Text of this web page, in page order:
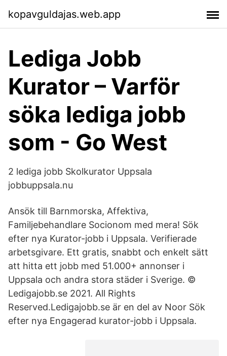
kopavguldajas.web.app
Lediga Jobb
Kurator – Varför
söka lediga jobb
som - Go West
2 lediga jobb Skolkurator Uppsala
jobbuppsala.nu
Ansök till Barnmorska, Affektiva,
Familjebehandlare Socionom med mera! Sök
efter nya Kurator-jobb i Uppsala. Verifierade
arbetsgivare. Ett gratis, snabbt och enkelt sätt
att hitta ett jobb med 51.000+ annonser i
Uppsala och andra stora städer i Sverige. ©
Ledigajobb.se 2021. All Rights
Reserved.Ledigajobb.se är en del av Noor Sök
efter nya Engagerad kurator-jobb i Uppsala.